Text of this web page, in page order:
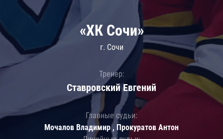
«ХК Сочи»
г. Сочи
Тренер:
Ставровский Евгений
Главные судьи:
Мочалов Владимир , Прокуратов Антон